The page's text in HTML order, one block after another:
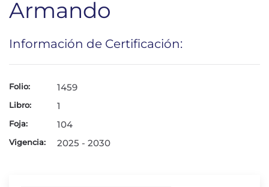
Armando
Información de Certificación:
Folio: 1459
Libro: 1
Foja: 104
Vigencia: 2025 - 2030